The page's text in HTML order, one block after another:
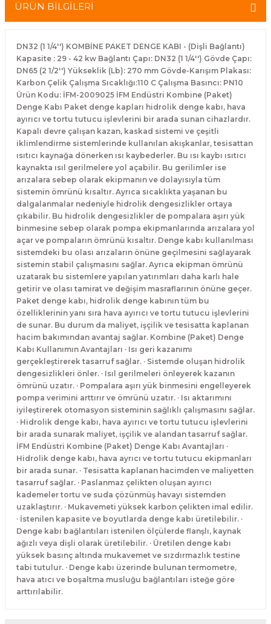
ÜRÜN BİLGİLERİ
DN32 (1 1/4'') KOMBİNE PAKET DENGE KABI - (Dişli Bağlantı)
Kapasite : 29 - 42 kw Bağlantı Çapı: DN32 (1 1/4'') Gövde Çapı:
DN65 (2 1/2'') Yükseklik (Lb): 270 mm Gövde-Karışım Plakası:
Karbon Çelik Çalışma Sıcaklığı:110 C Çalışma Basıncı: PN10
Ürün Kodu: İFM-2009025 İFM Endüstri Kombine (Paket)
Denge Kabı Paket denge kapları hidrolik denge kabı, hava
ayırıcı ve tortu tutucu işlevlerini bir arada sunan cihazlardır.
Kapalı devre çalışan kazan, kaskad sistemi ve çeşitli
iklimlendirme sistemlerinde kullanılan akışkanlar, tesisattan
ısıtıcı kaynağa dönerken ısı kaybederler. Bu ısı kaybı ısıtıcı
kaynakta ısıl gerilmelere yol açabilir. Bu gerilimler ise
arızalara sebep olarak ekipmanın ve dolayısıyla tüm
sistemin ömrünü kısaltır. Ayrıca sıcaklıkta yaşanan bu
dalgalanmalar nedeniyle hidrolik dengesizlikler ortaya
çıkabilir. Bu hidrolik dengesizlikler de pompalara aşırı yük
binmesine sebep olarak pompa ekipmanlarında arızalara yol
açar ve pompaların ömrünü kısaltır. Denge kabı kullanılması
sistemdeki bu olası arızaların önüne geçilmesini sağlayarak
sistemin stabil çalışmasını sağlar. Ayrıca ekipman ömrünü
uzatarak bu sistemlere yapılan yatırımları daha karlı hale
getirir ve olası tamirat ve değişim masraflarının önüne geçer.
Paket denge kabı, hidrolik denge kabının tüm bu
özelliklerinin yanı sıra hava ayırıcı ve tortu tutucu işlevlerini
de sunar. Bu durum da maliyet, işçilik ve tesisatta kaplanan
hacim bakımından avantaj sağlar. Kombine (Paket) Denge
Kabı Kullanımın Avantajları · Isı geri kazanımı
gerçekleştirerek tasarruf sağlar. · Sistemde oluşan hidrolik
dengesizlikleri önler. · Isıl gerilmeleri önleyerek kazanın
ömrünü uzatır. · Pompalara aşırı yük binmesini engelleyerek
pompa verimini arttırır ve ömrünü uzatır. · Isı aktarımını
iyileştirerek otomasyon sisteminin sağlıklı çalışmasını sağlar.
· Hidrolik denge kabı, hava ayırıcı ve tortu tutucu işlevlerini
bir arada sunarak maliyet, işçilik ve alandan tasarruf sağlar.
İFM Endüstri Kombine (Paket) Denge Kabı Avantajları ·
Hidrolik denge kabı, hava ayrıcı ve tortu tutucu ekipmanları
bir arada sunar. · Tesisatta kaplanan hacimden ve maliyetten
tasarruf sağlar. · Paslanmaz çelikten oluşan ayırıcı
kademeler tortu ve suda çözünmüş havayı sistemden
uzaklaştırır. · Mukavemeti yüksek karbon çelikten imal edilir.
· İstenilen kapasite ve boyutlarda denge kabı üretilebilir. ·
Denge kabı bağlantıları istenilen ölçülerde flanşlı, kaynak
ağızlı veya dişli olarak üretilebilir. · Üretilen denge kabı
yüksek basınç altında mukavemet ve sızdırmazlık testine
tabi tutulur. · Denge kabı üzerinde bulunan termometre,
hava atıcı ve boşaltma musluğu bağlantıları isteğe göre
arttırılabilir.